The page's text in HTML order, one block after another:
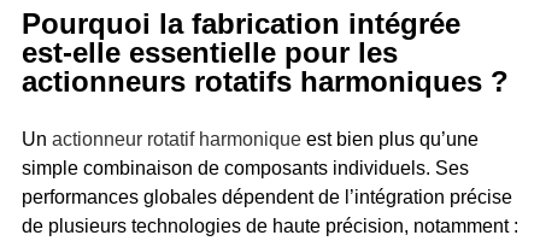
Pourquoi la fabrication intégrée
est-elle essentielle pour les
actionneurs rotatifs harmoniques ?
Un actionneur rotatif harmoniqueest bien plus qu’une
simple combinaison de composants individuels. Ses
performances globales dépendent de l’intégration précise
de plusieurs technologies de haute précision, notamment :